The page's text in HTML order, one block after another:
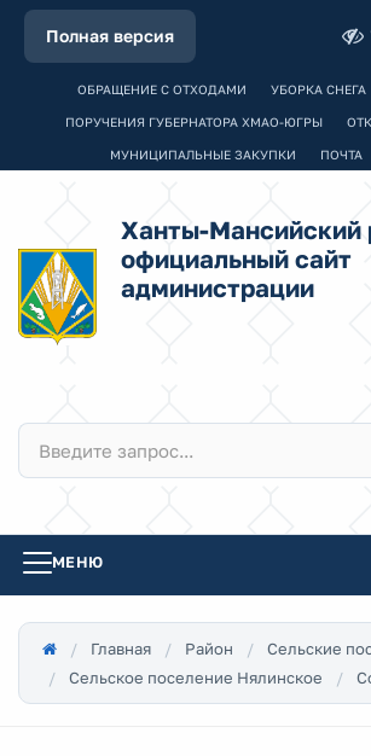
Полная версия
ОБРАЩЕНИЕ С ОТХОДАМИ УБОРКА СНЕГА
ПОРУЧЕНИЯ ГУБЕРНАТОРА ХМАО-ЮГРЫ
МУНИЦИПАЛЬНЫЕ ЗАКУПКИ ПОЧТА
Ханты-Мансийский
официальный сайт
администрации
МЕНЮ
Главная Район
Сельские
Сельское поселение Нялинское